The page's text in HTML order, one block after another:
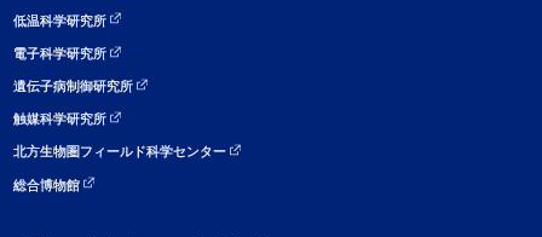
低温科学研究所
電子科学研究所
遺伝子病制御研究所
触媒科学研究所
北方生物圏フィールド科学センター
総合博物館